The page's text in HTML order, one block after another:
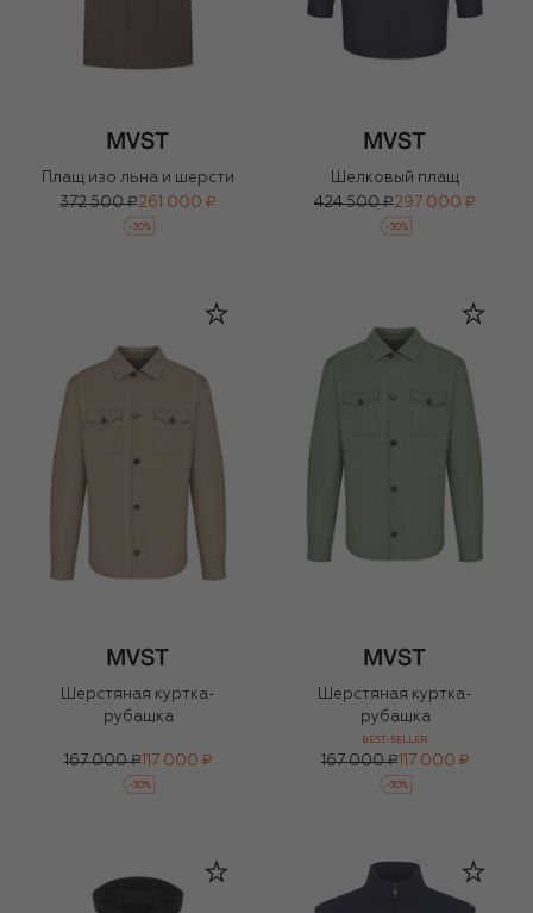
Плащ изо льна и шерсти
372 500 ₽261 000 ₽
-30%
Шелковый плащ
424 500 ₽297 000 ₽
-30%
Шерстяная куртка-
рубашка
167 000 ₽117 000 ₽
-30%
Шерстяная куртка-
рубашка
BEST-SELLER
167 000 ₽117 000 ₽
-30%